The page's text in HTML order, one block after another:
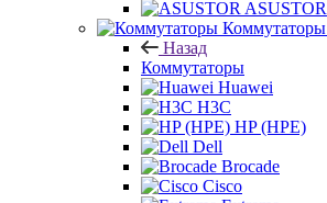
ASUSTOR
Коммутаторы
Назад
Коммутаторы
Huawei
H3C
HP (HPE)
Dell
Brocade
Cisco